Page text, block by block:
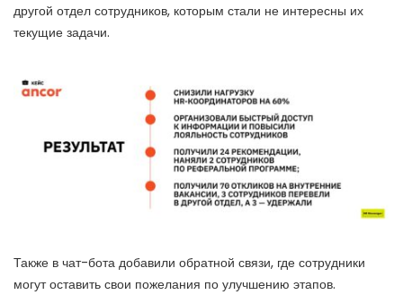
другой отдел сотрудников, которым стали не интересны их
текущие задачи.
Также в чат-бота добавили обратной связи, где сотрудники
могут оставить свои пожелания по улучшению этапов.